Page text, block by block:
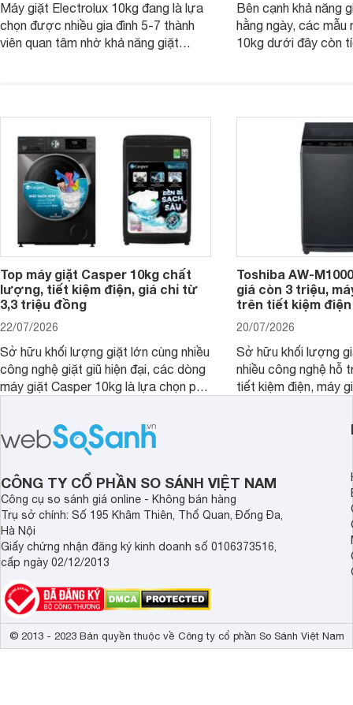
Máy giặt Electrolux 10kg đang là lựa
chọn được nhiều gia đình 5-7 thành
viên quan tâm nhờ khả năng giặt
Bên cạnh khả năng
hằng ngày, các mẫu
10kg dưới đây còn
Top máy giặt Casper 10kg chất
lượng, tiết kiệm điện, giá chỉ từ
3,3 triệu đồng
22/07/2026
Sở hữu khối lượng giặt lớn cùng nhiều
công nghệ giặt giũ hiện đại, các dòng
máy giặt Casper 10kg là lựa chọn phù
Toshiba AW-
giá còn 3 triệu,
trên tiết kiệm
20/07/2026
Sở hữu khối lượng
nhiều công nghệ hỗ
tiết kiệm điện, máy
nhắc cho các gia
bán hiện đã giảm
CÔNG TY CỔ PHẦN SO SÁNH VIỆT NAM
Công cụ so sánh giá online - Không bán hàng
Trụ sở chính: Số 195 Khâm Thiên, Thổ Quan, Đống Đa,
Hà Nội
Giấy chứng nhận đăng ký kinh doanh số 0106373516,
cấp ngày 02/12/2013
© 2013 - 2023 Bản quyền thuộc về Công ty cổ phần So Sánh Việt Nam